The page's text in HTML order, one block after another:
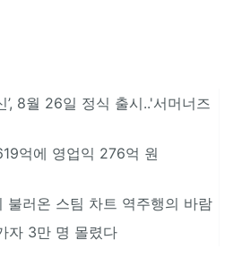
’, 8월 26일 정식 출시..'서머너즈
억에 영업익 276억 원
불러온 스팀 차트 역주행의 바람
자 3만 명 몰렸다